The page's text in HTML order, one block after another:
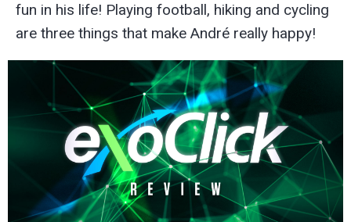
fun in his life! Playing football, hiking and cycling
are three things that make André really happy!